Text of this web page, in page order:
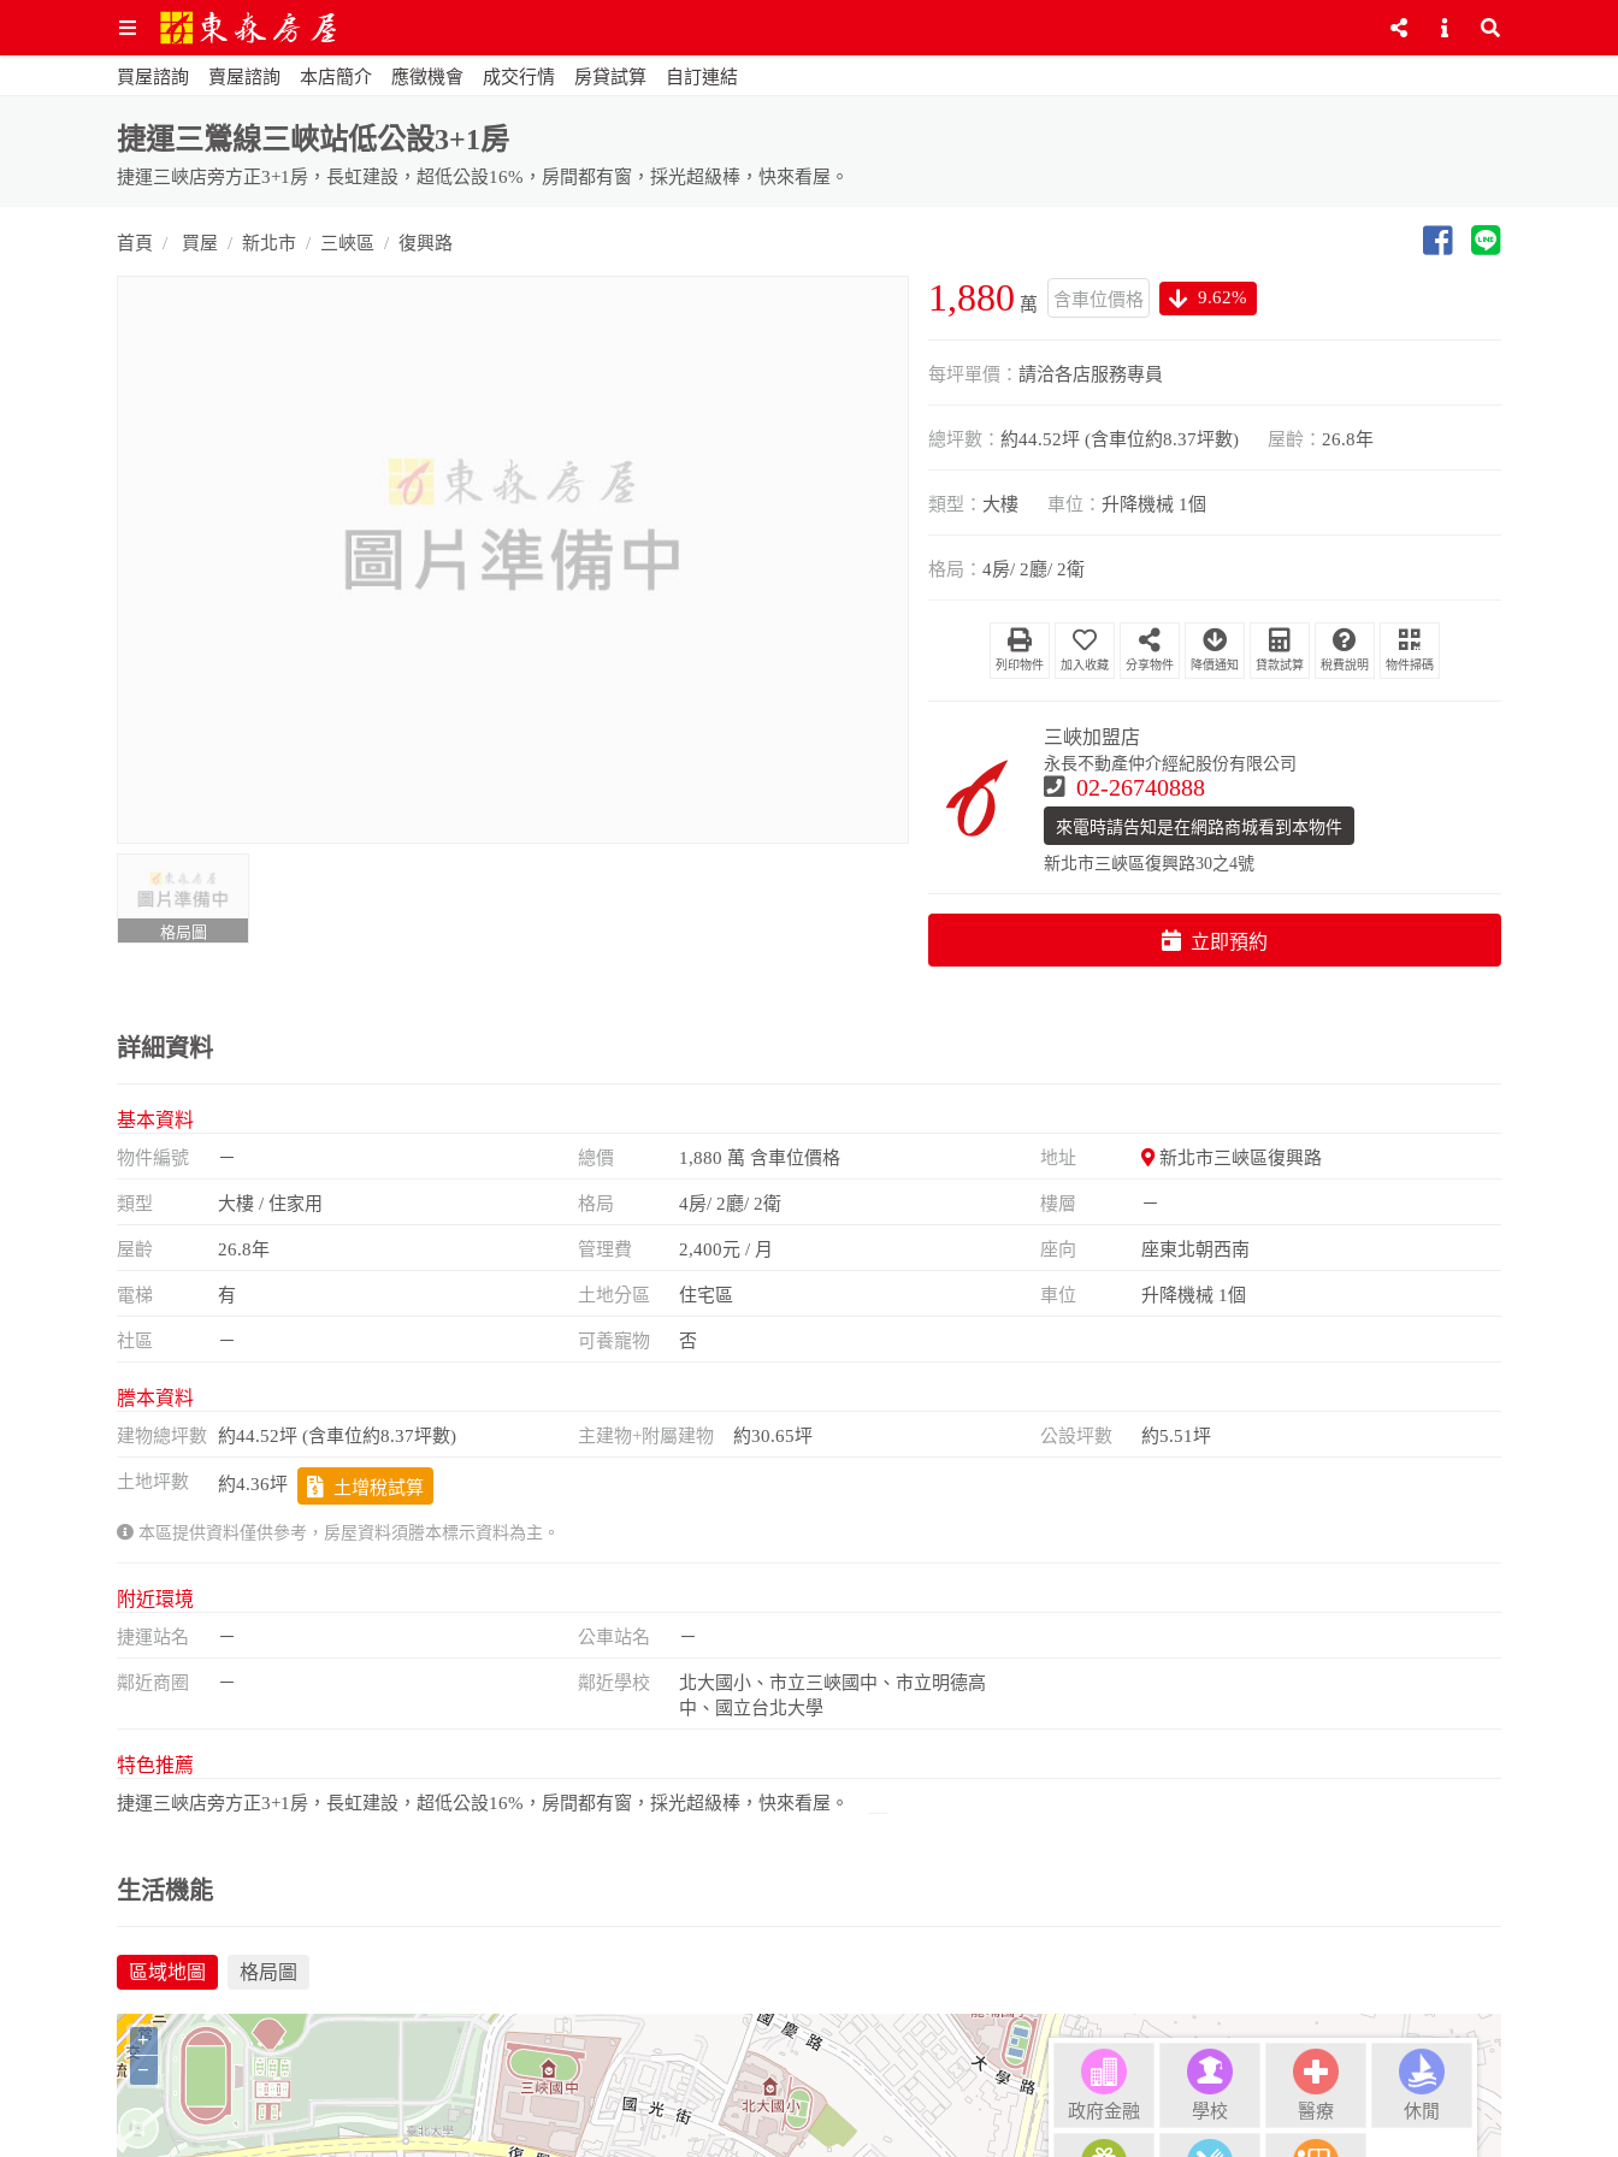
買屋諮詢 賣屋諮詢 本店簡介 應徵機會 成交行情 房貸試算 自訂連結
捷運三鶯線三峽站低公設3+1房
捷運三峽店旁方正3+1房，長虹建設，超低公設16%，房間都有窗，採光超級棒，快來看屋。
首頁 買屋 新北市 三峽區 復興路
格局圖
1,880 萬 含車位價格 9.62%
每坪單價： 請洽各店服務專員
總坪數： 約44.52坪 (含車位約8.37坪數) 屋齡： 26.8年
類型： 大樓 車位： 升降機械 1個
格局： 4房/ 2廳/ 2衛
列印物件 分享物件 降價通知 貸款試算 稅費說明 物件掃碼
三峽加盟店
永長不動產仲介經紀股份有限公司
02-26740888
來電時請告知是在網路商城看到本物件
新北市三峽區復興路30之4號
立即預約
詳細資料
基本資料
物件編號 － 總價 1,880 萬 含車位價格 地址 新北市三峽區復興路
類型 大樓 / 住家用 格局 4房/ 2廳/ 2衛 樓層 －
屋齡 26.8年 管理費 2,400元 / 月 座向 座東北朝西南
電梯 有 土地分區 住宅區 車位 升降機械 1個
社區 － 可養寵物 否
謄本資料
建物總坪數 約44.52坪 (含車位約8.37坪數) 主建物+附屬建物 約30.65坪 公設坪數 約5.51坪
土地坪數 約4.36坪 土增稅試算
本區提供資料僅供參考，房屋資料須謄本標示資料為主。
附近環境
捷運站名 － 公車站名 －
鄰近商圈 － 鄰近學校
北大國小、市立三峽國中、市立明德高
中、國立台北大學
特色推薦
捷運三峽店旁方正3+1房，長虹建設，超低公設16%，房間都有窗，採光超級棒，快來看屋。
生活機能
區域地圖 格局圖
政府金融 學校 醫療 休閒
+
−